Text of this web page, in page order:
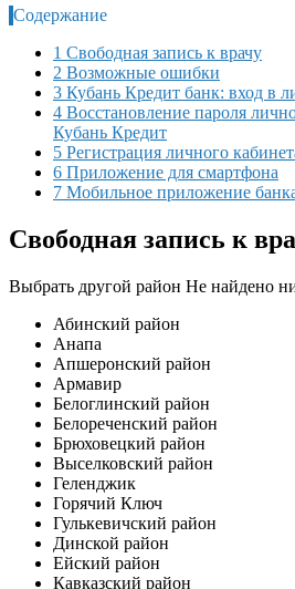
Содержание
1 Свободная запись к врачу
2 Возможные ошибки
3 Кубань Кредит банк: вход в
4 Восстановление пароля
Кубань Кредит
5 Регистрация личного
6 Приложение для смартфона
7 Мобильное приложение
Свободная запись к
Выбрать другой район Не найдено
Абинский район
Анапа
Апшеронский район
Армавир
Белоглинский район
Белореченский район
Брюховецкий район
Выселковский район
Геленджик
Горячий Ключ
Гулькевичский район
Динской район
Ейский район
Кавказский район